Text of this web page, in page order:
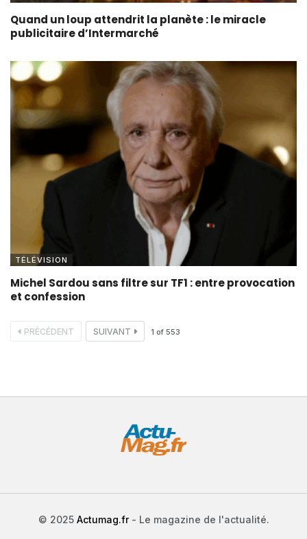
Quand un loup attendrit la planète : le miracle
publicitaire d’Intermarché
TÉLÉVISION
Michel Sardou sans filtre sur TF1 : entre provocation
et confession
PRÉCÉDENT SUIVANT 1 of 553
© 2025 Actumag.fr- Le magazine de l'actualité.